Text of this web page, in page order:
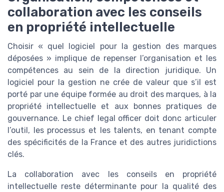
collaboration avec les conseils
en propriété intellectuelle
Choisir « quel logiciel pour la gestion des marques
déposées » implique de repenser l’organisation et les
compétences au sein de la direction juridique. Un
logiciel pour la gestion ne crée de valeur que s’il est
porté par une équipe formée au droit des marques, à la
propriété intellectuelle et aux bonnes pratiques de
gouvernance. Le chief legal officer doit donc articuler
l’outil, les processus et les talents, en tenant compte
des spécificités de la France et des autres juridictions
clés.
La collaboration avec les conseils en propriété
intellectuelle reste déterminante pour la qualité des